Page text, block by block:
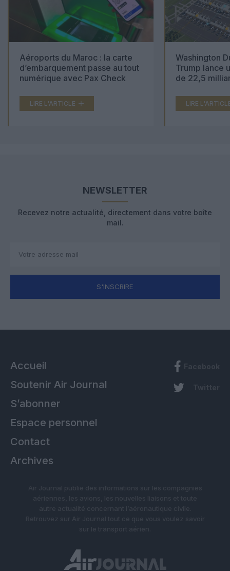
Aéroports du Maroc : la carte
d’embarquement passe au tout
numérique avec Pax Check
LIRE L'ARTICLE
Washington
Trump lance
de 22,5
LIRE
NEWSLETTER
Recevez notre actualité, directement dans votre boîte
mail.
S'INSCRIRE
Accueil
Soutenir Air Journal
S’abonner
Espace personnel
Contact
Archives